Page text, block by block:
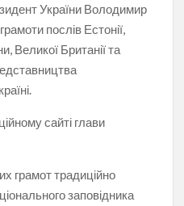
України Володимир
послів Естонії,
Великої Британії та
сайті глави
грамот традиційно
заповідника